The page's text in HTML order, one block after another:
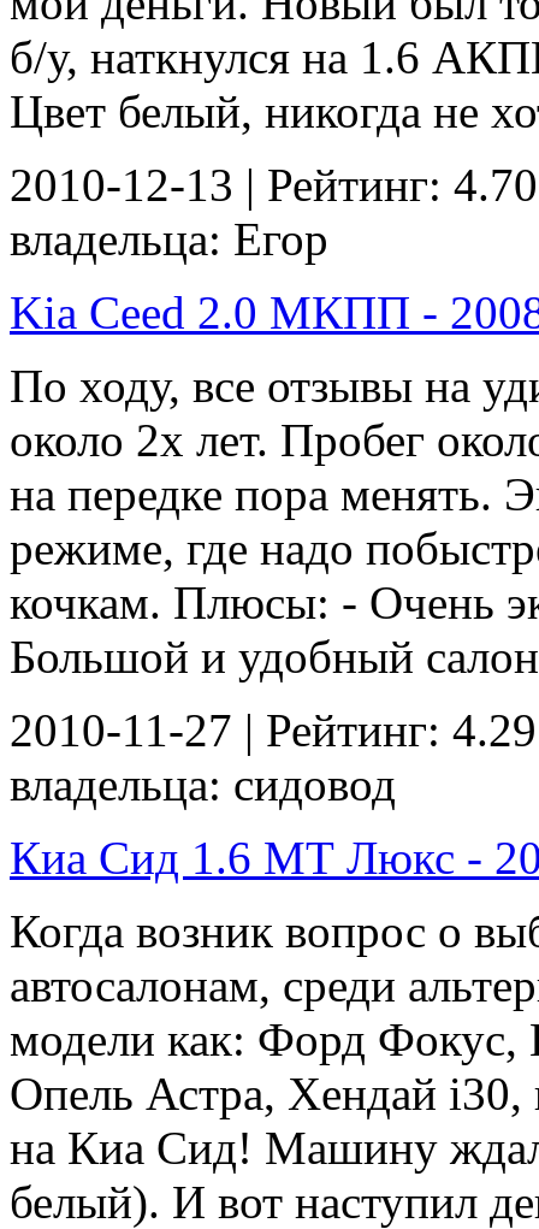
б/у, наткнулся на 1.6
Цвет белый, никогда не
2010-12-13 | Рейтинг:
владельца: Егор
Kia Ceed 2.0 МКПП -
По ходу, все отзывы на
около 2х лет. Пробег
на передке пора менять.
режиме, где надо
кочкам. Плюсы: - Очень
Большой и удобный
2010-11-27 | Рейтинг:
владельца: сидовод
Киа Сид 1.6 МТ Люкс -
Когда возник вопрос о
автосалонам, среди
модели как: Форд
Опель Астра, Хендай i30,
на Киа Сид! Машину ждал
белый). И вот наступил